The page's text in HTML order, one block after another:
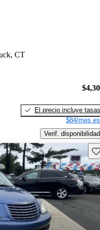
CT
El precio incluye tasas
$84/mes
Verif. disponibilidad